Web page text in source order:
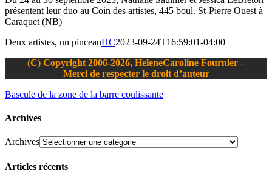
présentent leur duo au Coin des artistes, 445 boul. St-Pierre Ouest à
Caraquet (NB)
Deux artistes, un pinceauHC2023-09-24T16:59:01-04:00
(C) Copyright 2006-2026, HeleneCaroline Fournier –
Merci de respecter le droit d’auteur
Bascule de la zone de la barre coulissante
Archives
Archives
Articles récents